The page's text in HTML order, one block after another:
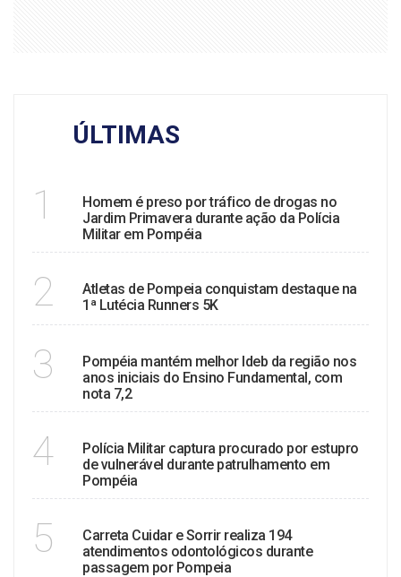
ÚLTIMAS
1
Homem é preso por tráfico de drogas no
Jardim Primavera durante ação da Polícia
Militar em Pompéia
2
Atletas de Pompeia conquistam destaque na
1ª Lutécia Runners 5K
3
Pompéia mantém melhor Ideb da região nos
anos iniciais do Ensino Fundamental, com
nota 7,2
4
Polícia Militar captura procurado por estupro
de vulnerável durante patrulhamento em
Pompéia
5
Carreta Cuidar e Sorrir realiza 194
atendimentos odontológicos durante
passagem por Pompeia